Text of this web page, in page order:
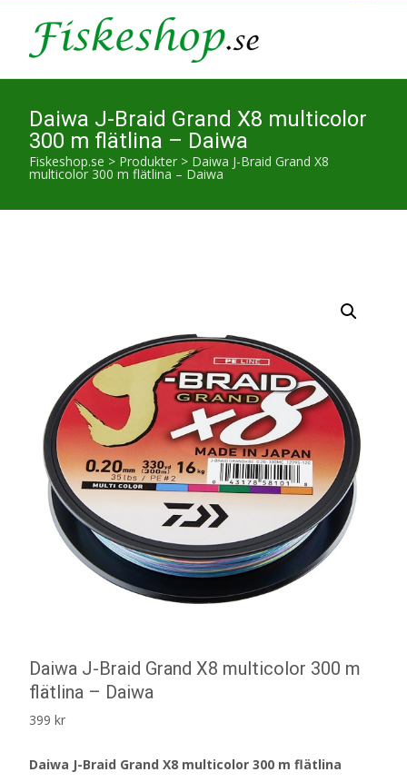
Daiwa J-Braid Grand X8 multicolor
300 m flätlina – Daiwa
Fiskeshop.se > Produkter > Daiwa J-Braid Grand X8
multicolor 300 m flätlina – Daiwa
Daiwa J-Braid Grand X8 multicolor 300 m
flätlina – Daiwa
399 kr
Daiwa J-Braid Grand X8 multicolor 300 m flätlina